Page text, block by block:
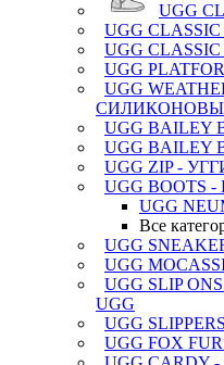
UGG
UGG
UGG
UGG
UGG
UGG
UGG
UGG ZIP -
UGG BOOTS
UGG
Все
UGG
UGG
UGG SLIP
UGG
UGG
UGG FOX